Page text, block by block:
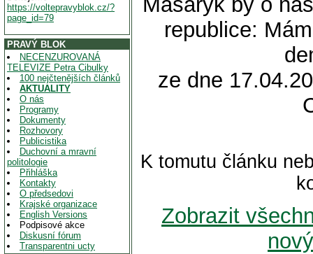
https://voltepravyblok.cz/?
page_id=79
PRAVÝ BLOK
NECENZUROVANÁ
TELEVIZE Petra Cibulky
100 nejčtenějších článků
AKTUALITY
O nás
Programy
Dokumenty
Rozhovory
Publicistika
Duchovní a mravní
politologie
Přihláška
Kontakty
O předsedovi
Krajské organizace
English Versions
Podpisové akce
Diskusní fórum
Transparentni ucty
republice:
ze dne
K tomutu článku
Zobrazit